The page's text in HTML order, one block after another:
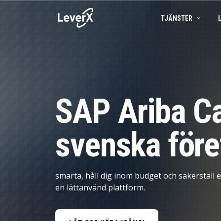
TJÄNSTER
SAP I MOLNET
ARTIFICIELL INTELLIGENS (AI)
Produktlivscykelhantering
Försörjningskedjehantering
Spend Management
Marknadsföring och försäljning
SAP EWM
SAP Ariba
svenska
smarta, håll dig inom budget och säkerställ
en lättanvänd plattform.